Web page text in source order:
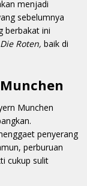
menjadi
sebelumnya
berbakat ini
Die Roten, baik di
Munchen
penyerang
perburuan
cukup sulit